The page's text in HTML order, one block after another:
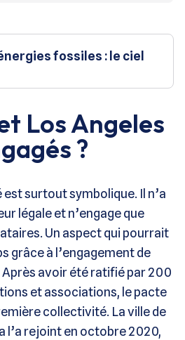
fossiles : le ciel
Los Angeles
?
surtout symbolique. Il n’a
légale et n’engage que
Un aspect qui pourrait
grâce à l’engagement de
avoir été ratifié par 200
et associations, le pacte
collectivité. La ville de
l’a rejoint en octobre 2020,